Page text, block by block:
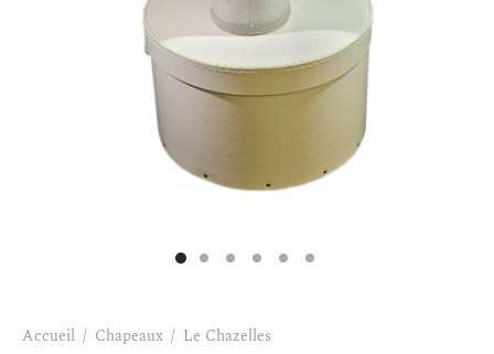
Accueil / Chapeaux / Le Chazelles